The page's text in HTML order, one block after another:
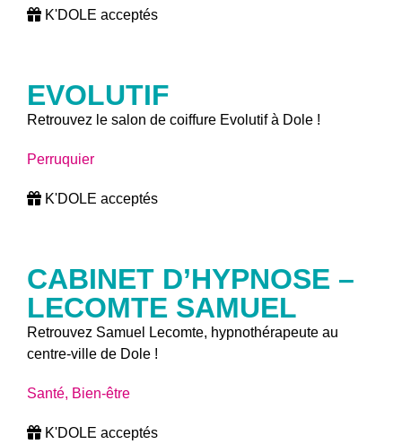
K'DOLE acceptés
EVOLUTIF
Retrouvez le salon de coiffure Evolutif à Dole !
Perruquier
K'DOLE acceptés
CABINET D’HYPNOSE –
LECOMTE SAMUEL
Retrouvez Samuel Lecomte, hypnothérapeute au
centre-ville de Dole !
Santé, Bien-être
K'DOLE acceptés